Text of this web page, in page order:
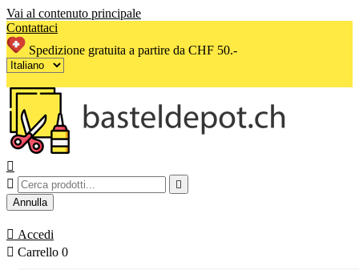
Vai al contenuto principale
Contattaci
Spedizione gratuita a partire da CHF 50.-



Annulla
 Accedi
 Carrello 0